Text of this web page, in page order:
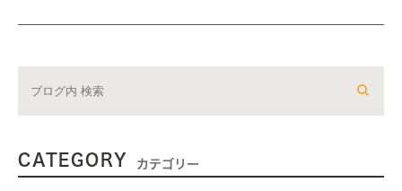
CATEGORY カテゴリー